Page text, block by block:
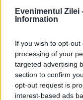
Evenimentul Zilei
Information
If you wish to opt-
processing of your
targeted advertising
section to confirm
opt-out request is
interest-based ads
Și-a ascuns
de doi ani și